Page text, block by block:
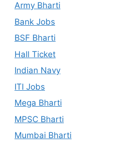
Army Bharti
Bank Jobs
BSF Bharti
Hall Ticket
Indian Navy
ITI Jobs
Mega Bharti
MPSC Bharti
Mumbai Bharti